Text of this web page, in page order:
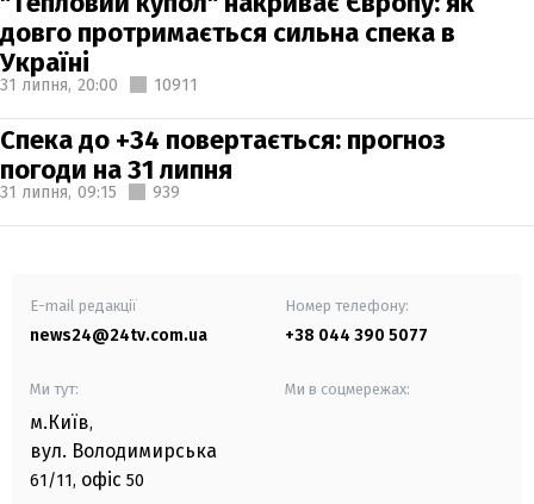
довго протримається сильна спека в
Україні
31 липня, 20:00 10911
Спека до +34 повертається: прогноз
погоди на 31 липня
31 липня, 09:15 939
E-mail редакції
news24@24tv.com.ua
Номер телефону:
+38 044 390 5077
Ми тут:
м.Київ,
вул. Володимирська
61/11, офіс 50
Ми в соцмережах: